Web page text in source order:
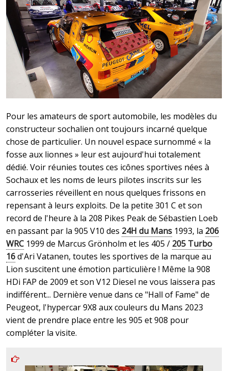
Pour les amateurs de sport automobile, les modèles du
constructeur sochalien ont toujours incarné quelque
chose de particulier. Un nouvel espace surnommé « la
fosse aux lionnes » leur est aujourd'hui totalement
dédié. Voir réunies toutes ces icônes sportives nées à
Sochaux et les noms de leurs pilotes inscrits sur les
carrosseries réveillent en nous quelques frissons en
repensant à leurs exploits. De la petite 301 C et son
record de l'heure à la 208 Pikes Peak de Sébastien Loeb
en passant par la 905 V10 des 24H du Mans 1993, la 206
WRC 1999 de Marcus Grönholm et les 405 / 205 Turbo
16d'Ari Vatanen, toutes les sportives de la marque au
Lion suscitent une émotion particulière ! Même la 908
HDi FAP de 2009 et son V12 Diesel ne vous laissera pas
indifférent... Dernière venue dans ce "Hall of Fame" de
Peugeot, l'hypercar 9X8 aux couleurs du Mans 2023
vient de prendre place entre les 905 et 908 pour
compléter la visite.